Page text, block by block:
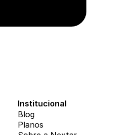
Institucional
Blog
Planos